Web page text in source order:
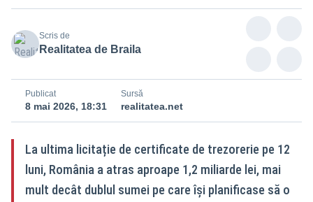
Scris de
Realitatea de Braila
Publicat
8 mai 2026, 18:31
Sursă
realitatea.net
La ultima licitație de certificate de trezorerie pe 12
luni, România a atras aproape 1,2 miliarde lei, mai
mult decât dublul sumei pe care își planificase să o